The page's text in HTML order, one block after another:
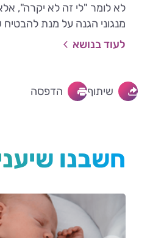
לא לומר "לי זה לא יקרה",
מנגוני הגנה על מנת
לעוד בנושא
שיתוף הדפסה
חשבנו